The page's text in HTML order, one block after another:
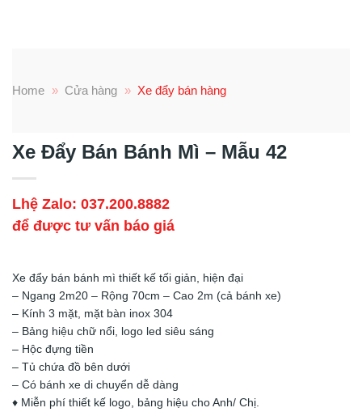
Home » Cửa hàng » Xe đẩy bán hàng
Xe Đẩy Bán Bánh Mì – Mẫu 42
Lhệ Zalo: 037.200.8882
để được tư vấn báo giá
Xe đẩy bán bánh mì thiết kế tối giản, hiện đại
– Ngang 2m20 – Rộng 70cm – Cao 2m (cả bánh xe)
– Kính 3 mặt, mặt bàn inox 304
– Bảng hiệu chữ nổi, logo led siêu sáng
– Hộc đựng tiền
– Tủ chứa đồ bên dưới
– Có bánh xe di chuyển dễ dàng
♦️ Miễn phí thiết kế logo, bảng hiệu cho Anh/ Chị.